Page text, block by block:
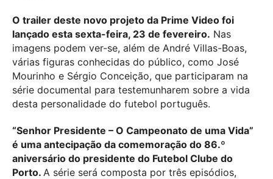
O trailer deste novo projeto da Prime Video foi
lançado esta sexta-feira, 23 de fevereiro. Nas
imagens podem ver-se, além de André Villas-Boas,
várias figuras conhecidas do público, como José
Mourinho e Sérgio Conceição, que participaram na
série documental para testemunharem sobre a vida
desta personalidade do futebol português.
“Senhor Presidente – O Campeonato de uma Vida”
é uma antecipação da comemoração do 86.º
aniversário do presidente do Futebol Clube do
Porto. A série será composta por três episódios,